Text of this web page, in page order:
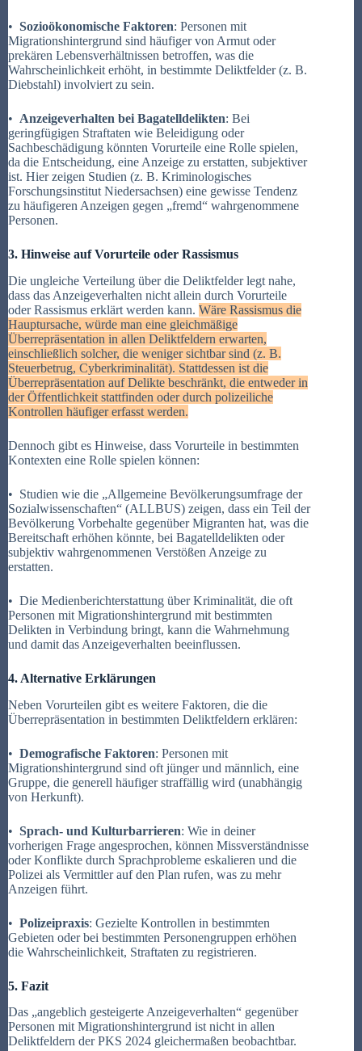
• Sozioökonomische Faktoren: Personen mit
Migrationshintergrund sind häufiger von Armut oder
prekären Lebensverhältnissen betroffen, was die
Wahrscheinlichkeit erhöht, in bestimmte Deliktfelder (z. B.
Diebstahl) involviert zu sein.
• Anzeigeverhalten bei Bagatelldelikten: Bei
geringfügigen Straftaten wie Beleidigung oder
Sachbeschädigung könnten Vorurteile eine Rolle spielen,
da die Entscheidung, eine Anzeige zu erstatten, subjektiver
ist. Hier zeigen Studien (z. B. Kriminologisches
Forschungsinstitut Niedersachsen) eine gewisse Tendenz
zu häufigeren Anzeigen gegen „fremd“ wahrgenommene
Personen.
3. Hinweise auf Vorurteile oder Rassismus
Die ungleiche Verteilung über die Deliktfelder legt nahe,
dass das Anzeigeverhalten nicht allein durch Vorurteile
oder Rassismus erklärt werden kann. Wäre Rassismus die
Hauptursache, würde man eine gleichmäßige
Überrepräsentation in allen Deliktfeldern erwarten,
einschließlich solcher, die weniger sichtbar sind (z. B.
Steuerbetrug, Cyberkriminalität). Stattdessen ist die
Überrepräsentation auf Delikte beschränkt, die entweder in
der Öffentlichkeit stattfinden oder durch polizeiliche
Kontrollen häufiger erfasst werden.
Dennoch gibt es Hinweise, dass Vorurteile in bestimmten
Kontexten eine Rolle spielen können:
• Studien wie die „Allgemeine Bevölkerungsumfrage der
Sozialwissenschaften“ (ALLBUS) zeigen, dass ein Teil der
Bevölkerung Vorbehalte gegenüber Migranten hat, was die
Bereitschaft erhöhen könnte, bei Bagatelldelikten oder
subjektiv wahrgenommenen Verstößen Anzeige zu
erstatten.
• Die Medienberichterstattung über Kriminalität, die oft
Personen mit Migrationshintergrund mit bestimmten
Delikten in Verbindung bringt, kann die Wahrnehmung
und damit das Anzeigeverhalten beeinflussen.
4. Alternative Erklärungen
Neben Vorurteilen gibt es weitere Faktoren, die die
Überrepräsentation in bestimmten Deliktfeldern erklären:
• Demografische Faktoren: Personen mit
Migrationshintergrund sind oft jünger und männlich, eine
Gruppe, die generell häufiger straffällig wird (unabhängig
von Herkunft).
• Sprach- und Kulturbarrieren: Wie in deiner
vorherigen Frage angesprochen, können Missverständnisse
oder Konflikte durch Sprachprobleme eskalieren und die
Polizei als Vermittler auf den Plan rufen, was zu mehr
Anzeigen führt.
• Polizeipraxis: Gezielte Kontrollen in bestimmten
Gebieten oder bei bestimmten Personengruppen erhöhen
die Wahrscheinlichkeit, Straftaten zu registrieren.
5. Fazit
Das „angeblich gesteigerte Anzeigeverhalten“ gegenüber
Personen mit Migrationshintergrund ist nicht in allen
Deliktfeldern der PKS 2024 gleichermaßen beobachtbar.